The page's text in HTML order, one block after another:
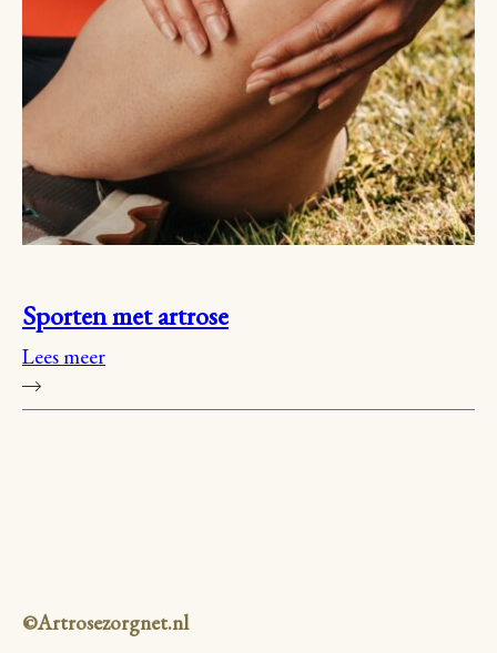
Sporten met artrose
Lees meer
©Artrosezorgnet.nl